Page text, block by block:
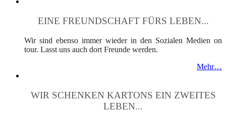
EINE FREUNDSCHAFT FÜRS LEBEN...
Wir sind ebenso immer wieder in den Sozialen Medien on
tour. Lasst uns auch dort Freunde werden.
Mehr…
WIR SCHENKEN KARTONS EIN ZWEITES
LEBEN...